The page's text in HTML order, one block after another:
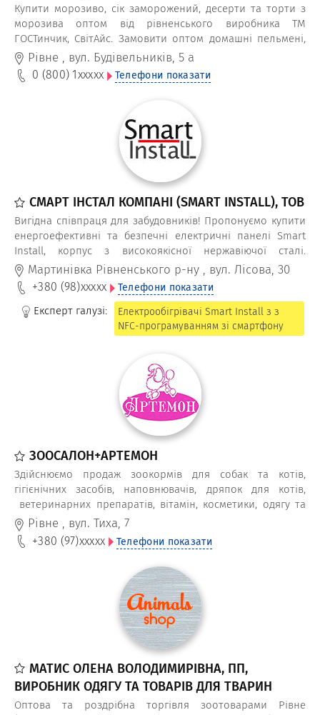
Купити морозиво, сік заморожений, десерти та торти з
морозива оптом від рівненського виробника ТМ
ГОСТинчик, СвітАйс. Замовити оптом домашні пельмені,
вареники, котлети, піци та інші заморожені
напівфабрикати від ТМ Ваш вибір, Майстерня смаку,
ГОСТинчик.
Рівне , вул. Будівельників, 5 а
0 (800) 1xxxxx Телефони показати
СМАРТ ІНСТАЛ КОМПАНІ (SMART INSTALL), ТОВ
Вигідна співпраця для забудовників! Пропонуємо купити
енергоефективні та безпечні електричні панелі Smart
Install, корпус з високоякісної нержавіючої сталі.
Здійснюємо гуртовий продаж (а також і в роздріб)
металокерамічних обігріть енергоощадне смарт
опалення на будинки, квартири, комеррційні площі за
вигідною ціною.
Мартинівка Рівненського р-ну , вул. Лісова, 30
+380 (98)xxxxx Телефони показати
Експерт галузі:
Електрообігрівачі Smart Install з з
NFC-програмуванням зі смартфону
ЗООСАЛОН+АРТЕМОН
Здійснюємо продаж зоокормів для собак та котів,
гігієнічних засобів, наповнювачів, дряпок для котів,
ветеринарних препаратів, вітамін, косметики, одягу та
аксесуарів для тварин. А також – перетримка та салонний
догляд за котами та собаками.
Рівне , вул. Тиха, 7
+380 (97)xxxxx Телефони показати
МАТИС ОЛЕНА ВОЛОДИМИРІВНА, ПП,
ВИРОБНИК ОДЯГУ ТА ТОВАРІВ ДЛЯ ТВАРИН
Оптова та роздрібна торгівля зоотоварами Рівне